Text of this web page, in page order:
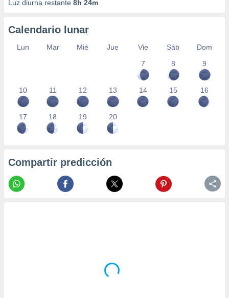
Luz diurna restante 8h 24m
Calendario lunar
Lun Mar Mié Jue Vie Sáb
Dom
7
8 9
10 11 12 13 14 15 16
17 18 19 20
Compartir predicción